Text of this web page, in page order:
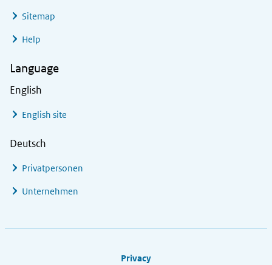
Sitemap
Help
Language
English
English site
Deutsch
Privatpersonen
Unternehmen
Privacy